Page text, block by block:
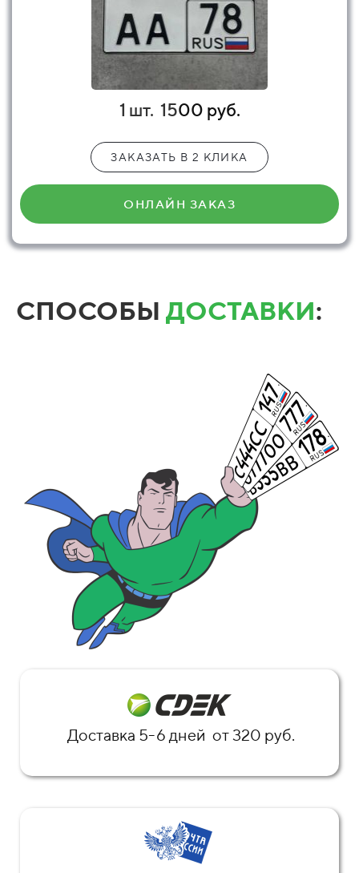
1 шт. 1500 руб.
ЗАКАЗАТЬ В 2 КЛИКА
ОНЛАЙН ЗАКАЗ
СПОСОБЫ ДОСТАВКИ:
Доставка 5-6 дней от 320 руб.